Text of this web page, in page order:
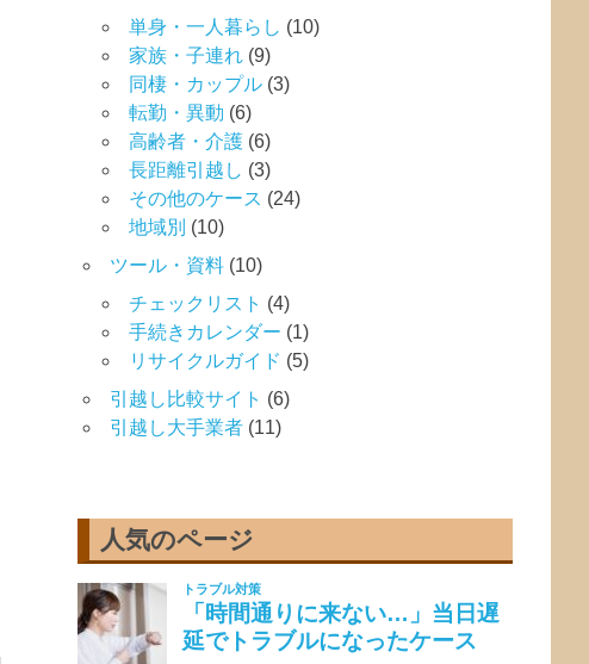
単身・一人暮らし (10)
家族・子連れ (9)
同棲・カップル (3)
転勤・異動 (6)
高齢者・介護 (6)
長距離引越し (3)
その他のケース (24)
地域別 (10)
ツール・資料 (10)
チェックリスト (4)
手続きカレンダー (1)
リサイクルガイド (5)
引越し比較サイト (6)
引越し大手業者 (11)
人気のページ